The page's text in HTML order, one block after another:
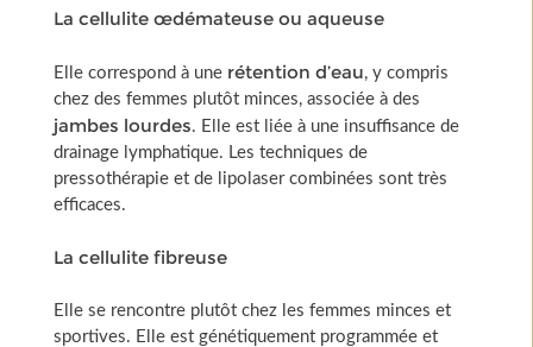
La cellulite œdémateuse ou aqueuse
Elle correspond à une rétention d’eau, y compris
chez des femmes plutôt minces, associée à des
jambes lourdes. Elle est liée à une insuffisance de
drainage lymphatique. Les techniques de
pressothérapieet de lipolaser combinées sont très
efficaces.
La cellulite fibreuse
Elle se rencontre plutôt chez les femmes minces et
sportives. Elle est génétiquement programmée et